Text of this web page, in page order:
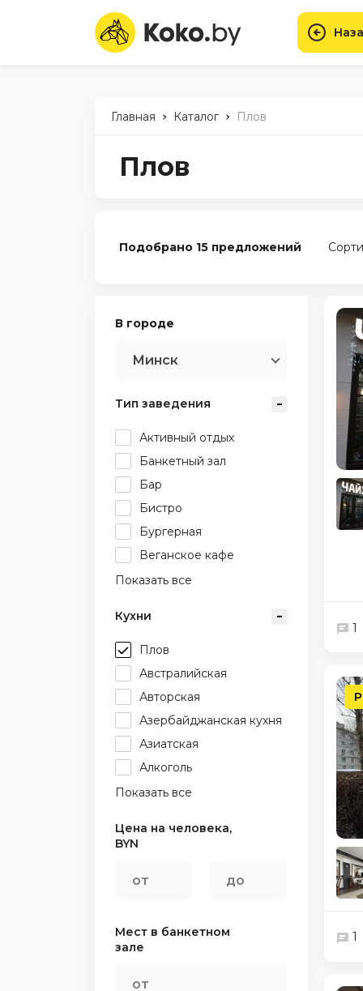
Главная - Каталог - Плов
Плов
Подобрано 15 предложений
В городе
Минск
Тип заведения
Активный отдых
Банкетный зал
Бар
Бистро
Бургерная
Веганское кафе
Показать все
Кухни
Плов
Австралийская
Авторская
Азербайджанская кухня
Азиатская
Алкоголь
Показать все
Цена на человека,
BYN
Мест в банкетном
зале
1
1